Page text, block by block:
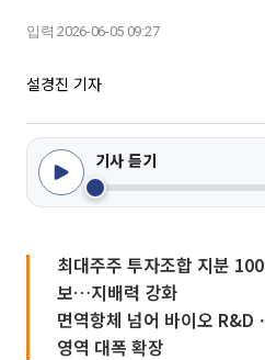
입력 2026-06-05 09:27
설경진 기자
기사 듣기
최대주주 투자조합 지분
보…지배력 강화
면역항체 넘어 바이오 R&D
영역 대폭 확장